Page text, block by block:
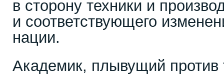
в сторону техники и
и соответствующего
нации.
Академик, плывущий против